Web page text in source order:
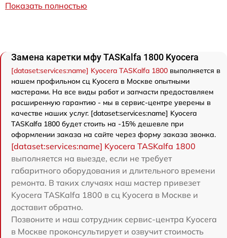
Показать полностью
Замена каретки мфу TASKalfa 1800 Kyocera
[dataset:services:name] Kyocera TASKalfa 1800 выполняется в
нашем профильном сц Kyocera в Москве опытными
мастерами. На все виды работ и запчасти предоставляем
расширенную гарантию - мы в сервис-центре уверены в
качестве наших услуг. [dataset:services:name] Kyocera
TASKalfa 1800 будет стоить на -15% дешевле при
оформлении заказа на сайте через форму заказа звонка.
[dataset:services:name] Kyocera TASKalfa 1800
выполняется на выезде, если не требует
габаритного оборудования и длительного времени
ремонта. В таких случаях наш мастер привезет
Kyocera TASKalfa 1800 в сц Kyocera в Москве и
доставит обратно.
Позвоните и наш сотрудник сервис-центра Kyocera
в Москве проконсультирует и озвучит стоимость